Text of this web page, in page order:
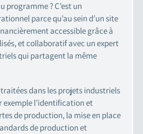
programme ? C’est un
parce qu’au sein d’un site
accessible grâce à
et collaboratif avec un expert
qui partagent la même
dans les projets industriels
exemple l’identification et
de production, la mise en place
de production et